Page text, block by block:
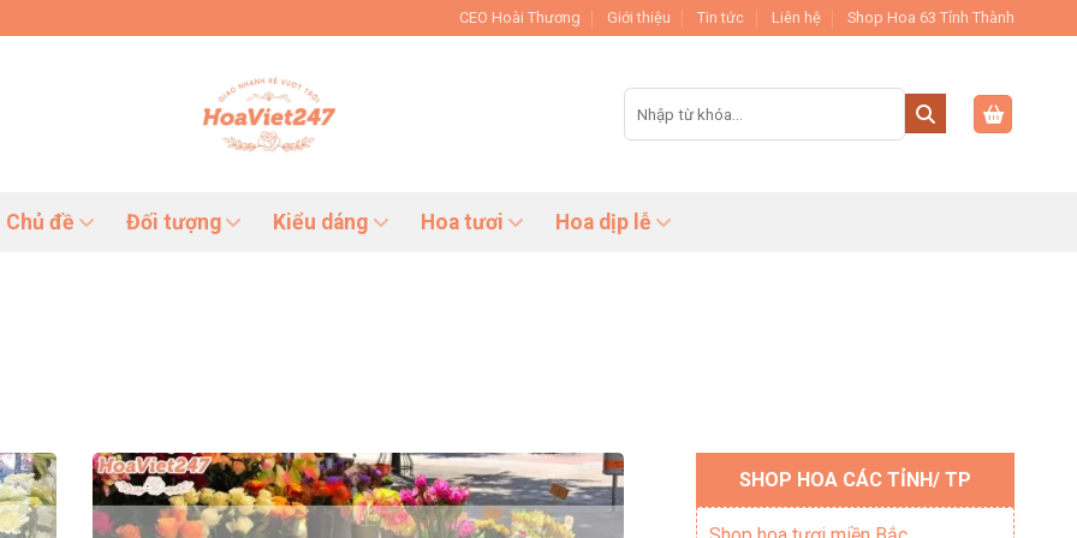
CEO Hoài Thương Giới thiệu Tin tức Liên hệ Shop Hoa 63 Tỉnh Thành
Tìm
kiếm:
Chủ đề Đối tượng Kiểu dáng Hoa tươi Hoa dịp lễ
SHOP HOA CÁC TỈNH/ TP